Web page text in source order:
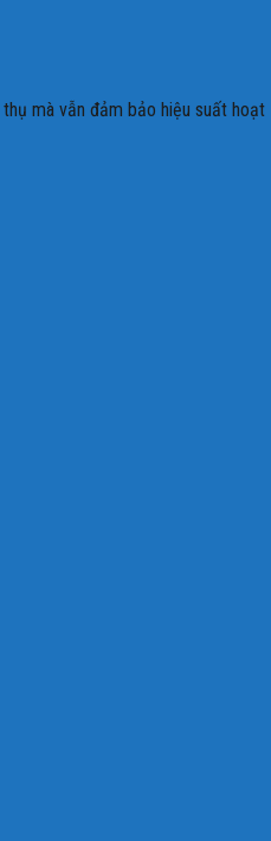
mà vẫn đảm bảo hiệu suất hoạt